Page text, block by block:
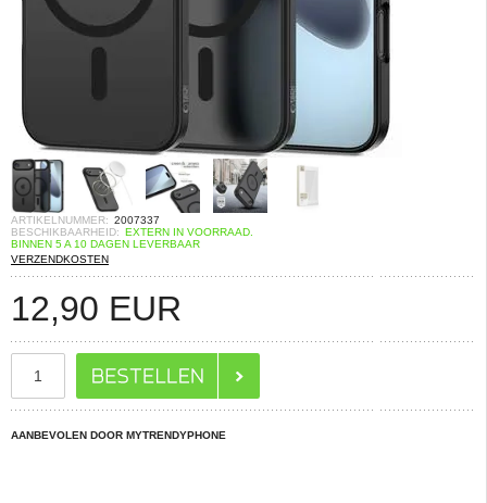
ARTIKELNUMMER: 2007337
BESCHIKBAARHEID: EXTERN IN VOORRAAD.
BINNEN 5 A 10 DAGEN LEVERBAAR
VERZENDKOSTEN
12,90 EUR
AANBEVOLEN DOOR MYTRENDYPHONE